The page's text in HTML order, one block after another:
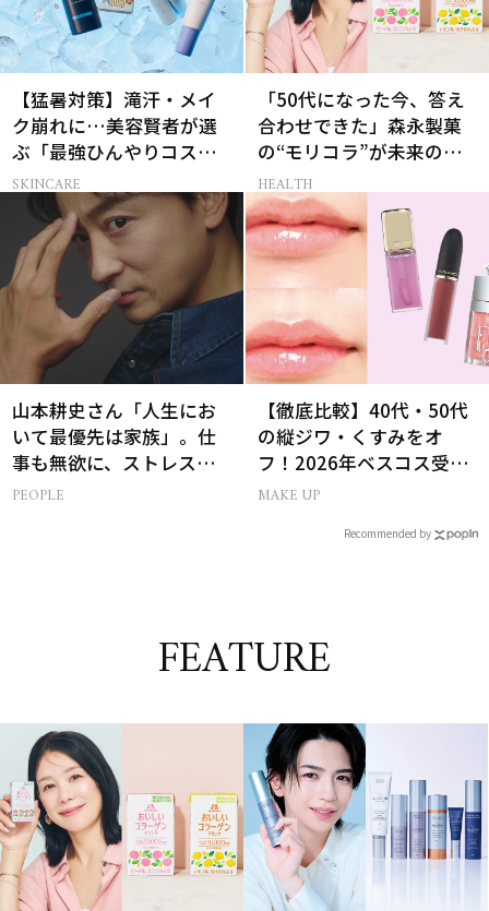
【猛暑対策】滝汗・メイ
ク崩れに…美容賢者が選
ぶ「最強ひんやりコス
メ」26選
SKINCARE
「50代になった今、答え
合わせできた」森永製菓
の“モリコラ”が未来のキ
レイを連れてくる！
HEALTH
山本耕史さん「人生にお
いて最優先は家族」。仕
事も無欲に、ストレスを
溜めない生き方
PEOPLE
【徹底比較】40代・50代
の縦ジワ・くすみをオ
フ！2026年ベスコス受賞
リキッドルージュ3選
MAKE UP
Recommended by
FEATURE